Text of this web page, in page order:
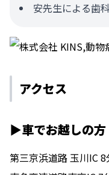
安先生による歯
アクセス
▶車でお越しの方
第三京浜道路 玉川IC 8